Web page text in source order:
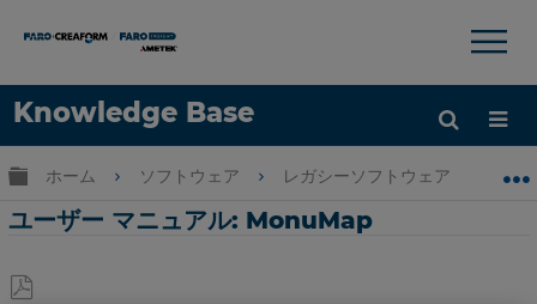
Knowledge Base
言語
×
グローバル階層を展開/折りたたむ
ホーム ソフトウェア レガシーソフトウェア レ
ユーザー マニュアル: MonuMap